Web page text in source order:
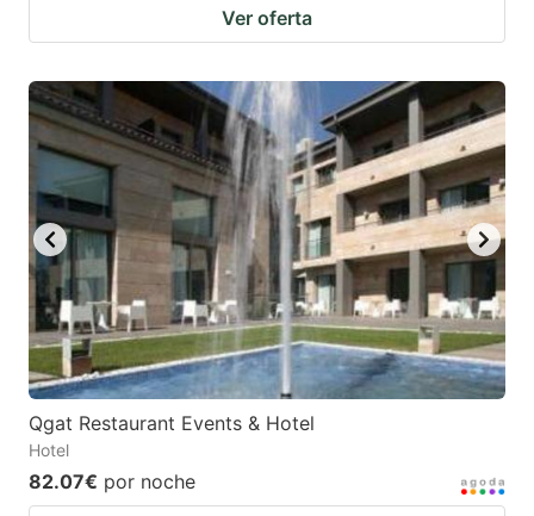
Ver oferta
Qgat Restaurant Events & Hotel
Hotel
82.07€ por noche